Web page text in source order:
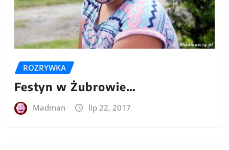
ROZRYWKA
Festyn w Żubrowie…
Madman lip 22, 2017